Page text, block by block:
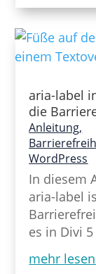
aria-label
die
Anleitung,
WordPress
In diesem
aria-label
es in Divi
mehr